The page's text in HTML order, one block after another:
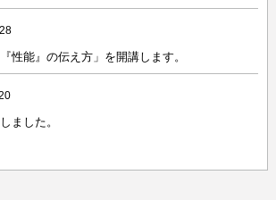
性能』の伝え方」を開講します。
ました。